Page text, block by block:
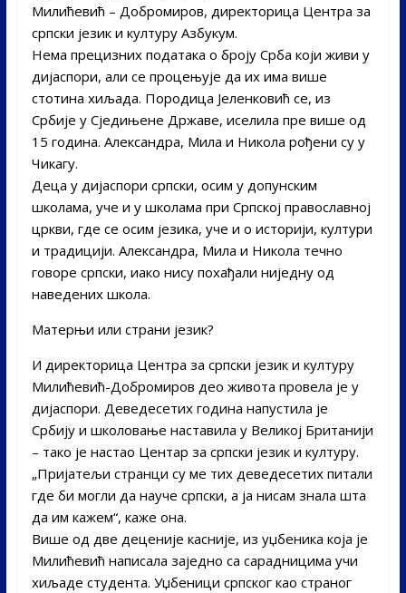
Милићевић – Добромиров, директорица Центра за
српски језик и културу Азбукум.
Нема прецизних података о броју Срба који живи у
дијаспори, али се процењује да их има више
стотина хиљада. Породица Јеленковић се, из
Србије у Сједињене Државе, иселила пре више од
15 година. Александра, Мила и Никола рођени су у
Чикагу.
Деца у дијаспори српски, осим у допунским
школама, уче и у школама при Српској православној
цркви, где се осим језика, уче и о историји, култури
и традицији. Александра, Мила и Никола течно
говоре српски, иако нису похађали ниједну од
наведених школа.
Матерњи или страни језик?
И директорица Центра за српски језик и културу
Милићевић-Добромиров део живота провела је у
дијаспори. Деведесетих година напустила је
Србију и школовање наставила у Великој Британији
– тако је настао Центар за српски језик и културу.
„Пријатељи странци су ме тих деведесетих питали
где би могли да науче српски, а ја нисам знала шта
да им кажем“, каже она.
Више од две деценије касније, из уџбеника која је
Милићевић написала заједно са сарадницима учи
хиљаде студента. Уџбеници српског као страног